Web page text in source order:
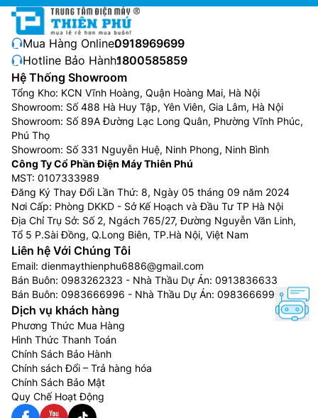
Mua Hàng Online:0918969699
Hotline Bảo Hành:1800585859
Hệ Thống Showroom
Tổng Kho: KCN Vĩnh Hoàng, Quận Hoàng Mai, Hà Nội
Showroom: Số 488 Hà Huy Tập, Yên Viên, Gia Lâm, Hà Nội
Showroom: Số 89A Đường Lạc Long Quân, Phường Vĩnh Phúc,
Phú Thọ
Showroom: Số 331 Nguyễn Huệ, Ninh Phong, Ninh Bình
Công Ty Cổ Phần Điện Máy Thiên Phú
MST: 0107333989
Đăng Ký Thay Đổi Lần Thứ: 8, Ngày 05 tháng 09 năm 2024
Nơi Cấp: Phòng DKKD - Sở Kế Hoạch và Đầu Tư TP Hà Nội
Địa Chỉ Trụ Sở: Số 2, Ngách 765/27, Đường Nguyễn Văn Linh,
Tổ 5 P.Sài Đồng, Q.Long Biên, TP.Hà Nội, Việt Nam
Liên hệ Với Chúng Tôi
Email: dienmaythienphu6886@gmail.com
Bán Buôn: 0983262323 - Nhà Thầu Dự Án: 0913836633
Bán Buôn: 0983666996 - Nhà Thầu Dự Án: 0983666996
Dịch vụ khách hàng
Phương Thức Mua Hàng
Hình Thức Thanh Toán
Chính Sách Bảo Hành
Chính sách Đổi – Trả hàng hóa
Chính Sách Bảo Mật
Quy Chế Hoạt Động